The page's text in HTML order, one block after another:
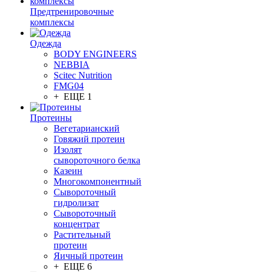
Предтренировочные
комплексы
Одежда
BODY ENGINEERS
NEBBIA
Scitec Nutrition
FMG04
+ ЕЩЕ 1
Протеины
Вегетарианский
Говяжий протеин
Изолят
сывороточного белка
Казеин
Многокомпонентный
Сывороточный
гидролизат
Сывороточный
концентрат
Растительный
протеин
Яичный протеин
+ ЕЩЕ 6